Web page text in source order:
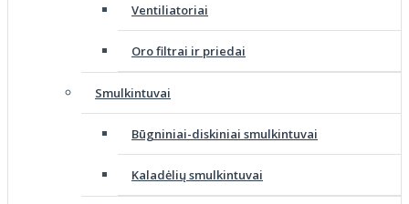
Ventiliatoriai
Oro filtrai ir priedai
Smulkintuvai
Būgniniai-diskiniai smulkintuvai
Kaladėlių smulkintuvai